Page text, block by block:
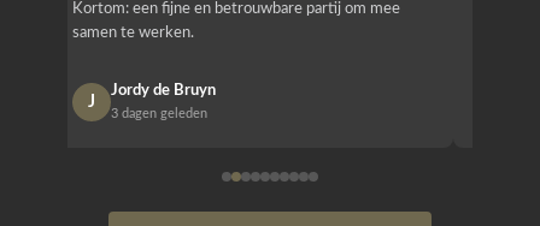
Kortom: een fijne en betrouwbare partij om mee
samen te werken.
J
Jordy de Bruyn
3 dagen geleden